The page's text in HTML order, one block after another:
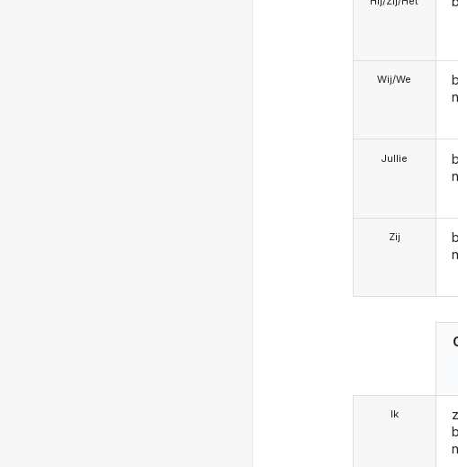
Wij/We
Jullie
Zij
n
n
n
Ik
n